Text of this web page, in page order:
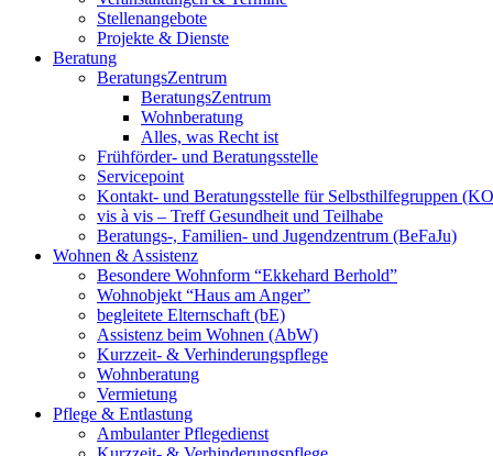
Stellenangebote
Projekte & Dienste
Beratung
BeratungsZentrum
BeratungsZentrum
Wohnberatung
Alles, was Recht ist
Frühförder- und Beratungsstelle
Servicepoint
Kontakt- und Beratungsstelle für Selbsthilfegruppen
vis à vis – Treff Gesundheit und Teilhabe
Beratungs-, Familien- und Jugendzentrum (BeFaJu)
Wohnen & Assistenz
Besondere Wohnform “Ekkehard Berhold”
Wohnobjekt “Haus am Anger”
begleitete Elternschaft (bE)
Assistenz beim Wohnen (AbW)
Kurzzeit- & Verhinderungspflege
Wohnberatung
Vermietung
Pflege & Entlastung
Ambulanter Pflegedienst